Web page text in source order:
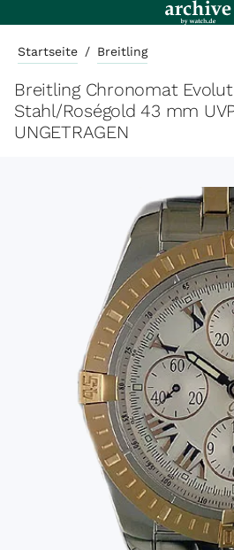
Startseite / Breitling
Breitling Chronomat
Stahl/Roségold 43 mm
UNGETRAGEN